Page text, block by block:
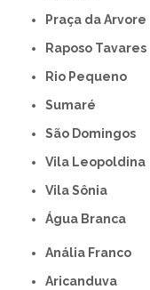
Praça da Arvore
Raposo Tavares
Rio Pequeno
Sumaré
São Domingos
Vila Leopoldina
Vila Sônia
Água Branca
Anália Franco
Aricanduva